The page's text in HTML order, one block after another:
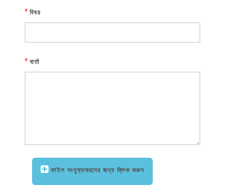
* বিষয়
* বার্তা
ফাইল সংযুক্তকরনের জন্য ক্লিক করুন